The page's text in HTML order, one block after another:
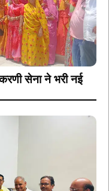
सेना ने भरी नई